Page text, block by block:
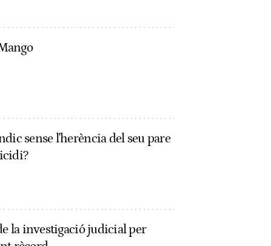
sense l'herència del seu pare
la investigació judicial per